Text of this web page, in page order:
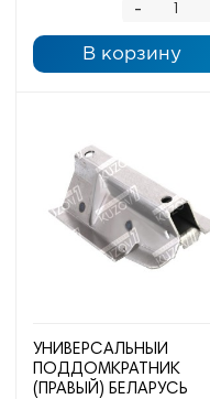
-
В корзину
УНИВЕРСАЛЬНЫЙ
ПОДДОМКРАТНИК
(ПРАВЫЙ) БЕЛАРУСЬ